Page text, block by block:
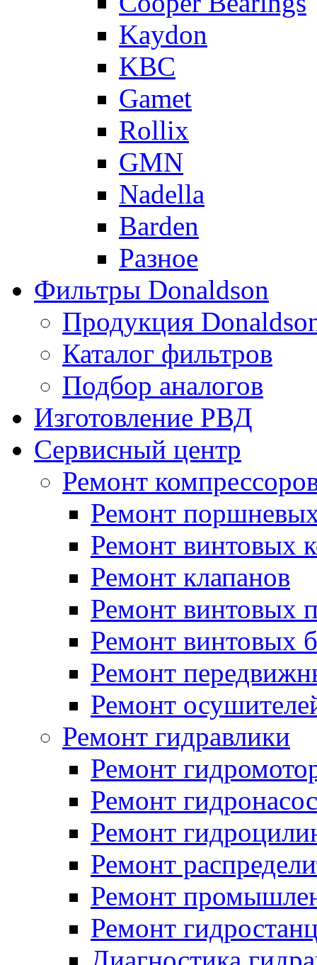
Kaydon
KBC
Gamet
Rollix
GMN
Nadella
Barden
Разное
Фильтры Donaldson
Продукция
Каталог фильтров
Подбор аналогов
Изготовление РВД
Сервисный центр
Ремонт
Ремонт
Ремонт винтовых
Ремонт клапанов
Ремонт винтовых
Ремонт винтовых
Ремонт
Ремонт
Ремонт гидравлики
Ремонт
Ремонт
Ремонт
Ремонт
Ремонт
Ремонт